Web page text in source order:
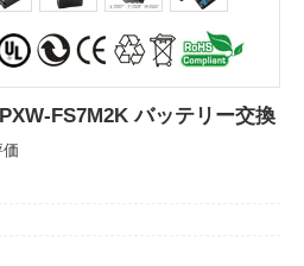
FS7M2K バッテリー交換
価